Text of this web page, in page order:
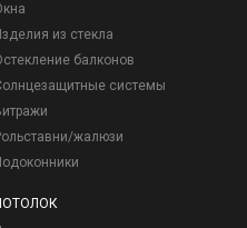
из стекла
балконов
системы
жалюзи